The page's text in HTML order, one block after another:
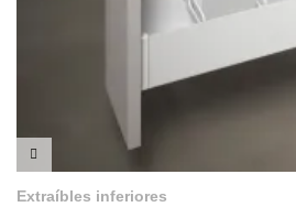
VISTA RÁPIDA
Extraíbles inferiores